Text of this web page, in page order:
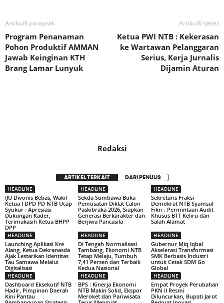
Artikulli paraprak
Program Penanaman
Pohon Produktif AMMAN
Jawab Keinginan KTH
Brang Lamar Lunyuk
Artikulli tjetër
Ketua PWI NTB : Kekerasan
ke Wartawan Pelanggaran
Serius, Kerja Jurnalis
Dijamin Aturan
Redaksi
ARTIKEL TERKAIT DARI PENULIS
HEADLINE
IJU Divonis Bebas, Wakil
Ketua I DPD PD NTB Ucap
Syukur : Apresiasi
Dukungan Kader,
Terimakasih Ketua BHPP
DPP
HEADLINE
Sekda Sumbawa Buka
Pemusatan Diklat Calon
Paskibraka 2026, Siapkan
Generasi Berkarakter dan
Berjiwa Pancasila
HEADLINE
Sekretaris Fraksi
Demokrat NTB Syamsul
Fikri : Permintaan Audit
Khusus BTT Keliru dan
Salah Alamat
HEADLINE
Launching Aplikasi Kre
Alang, Ketua Dekranasda
Ajak Lestarikan Identitas
Tau Samawa Melalui
Digitalisasi
HEADLINE
Di Tengah Normalisasi
Tambang, Ekonomi NTB
Tetap Melaju, Tumbuh
7,41 Persen dan Terbaik
Kedua Nasional
HEADLINE
Gubernur Miq Iqbal
Akselerasi Transformasi
SMK Berbasis Industri
untuk Cetak SDM Go
Global
HEADLINE
Dashboard Eksekutif NTB
Hadir, Pimpinan Daerah
Kini Pantau
HEADLINE
BPS : Kinerja Ekonomi
NTB Makin Solid, Ekspor
Meroket dan Pariwisata
HEADLINE
Empat Proyek Perubahan
PKN II Resmi
Diluncurkan, Bupati Jarot